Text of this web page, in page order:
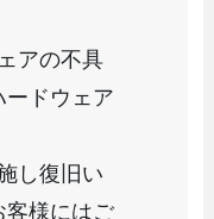
の不具
ードウェア
復旧い
客様にはご